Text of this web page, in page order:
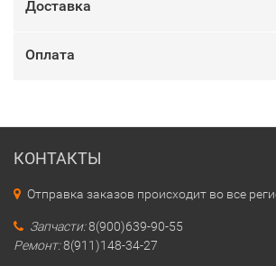
Доставка
Оплата
КОНТАКТЫ
Отправка заказов происходит во все
Запчасти:8(900)639-90-55
Ремонт:8(911)148-34-27